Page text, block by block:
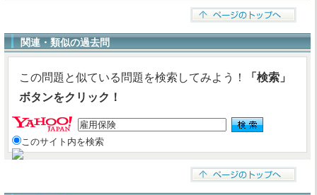
関連・類似の過去問
この問題と似ている問題を検索してみよう！
「検索」
ボタンをクリック！
このサイト内を検索